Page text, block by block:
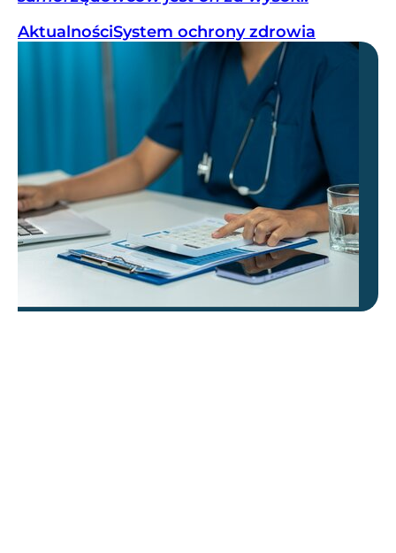
AktualnościSystem ochrony zdrowia